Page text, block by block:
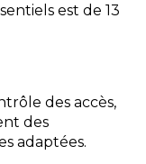
est de 13
des accès,
des
adaptées.